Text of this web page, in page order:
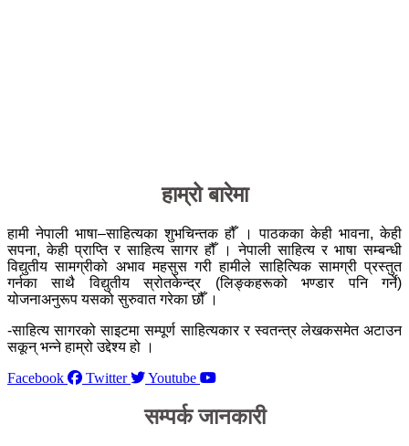
हाम्रो बारेमा
हामी नेपाली भाषा–साहित्यका शुभचिन्तक हौँ । पाठकका केही भावना, केही
सपना, केही प्राप्ति र साहित्य सागर हौँ । नेपाली साहित्य र भाषा सम्बन्धी
विद्युतीय सामग्रीको अभाव महसुस गरी हामीले साहित्यिक सामग्री प्रस्तुत
गर्नका साथै विद्युतीय स्रोतकेन्द्र (लिङ्कहरूको भण्डार पनि गर्ने)
योजनाअनुरूप यसको सुरुवात गरेका छौँ ।
-साहित्य सागरको साइटमा सम्पूर्ण साहित्यकार र स्वतन्त्र लेखकसमेत अटाउन
सकून् भन्ने हाम्रो उद्देश्य हो ।
Facebook
Twitter Youtube
सम्पर्क जानकारी